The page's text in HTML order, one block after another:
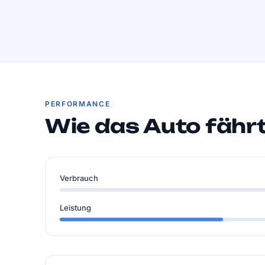
PERFORMANCE
Wie das Auto
Verbrauch
Leistung